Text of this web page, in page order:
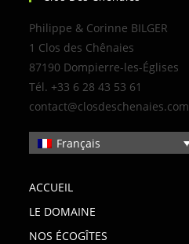
Philippe & Corinne BILGER
1 Clos des Chênaies
87190 Dompierre-les-Églises
Tél. +33 6 28 43 53 61
contact@closdeschenaies.com
Français
ACCUEIL
LE DOMAINE
NOS ÉCOGÎTES